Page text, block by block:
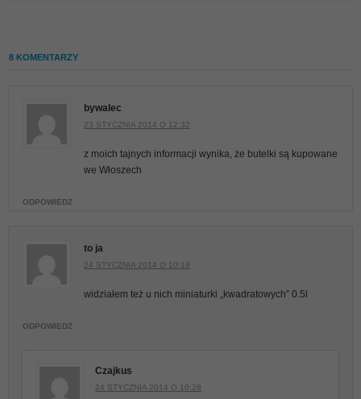
8 KOMENTARZY
bywalec
23 STYCZNIA 2014 O 12:32
z moich tajnych informacji wynika, że butelki są kupowane
we Włoszech
ODPOWIEDZ
to ja
24 STYCZNIA 2014 O 10:18
widziałem też u nich miniaturki „kwadratowych” 0.5l
ODPOWIEDZ
Czajkus
24 STYCZNIA 2014 O 10:28